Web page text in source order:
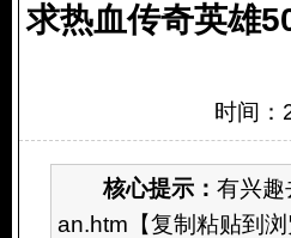
求热血传奇英雄
时间
核心提示： 有兴趣
an.htm【复制粘贴到